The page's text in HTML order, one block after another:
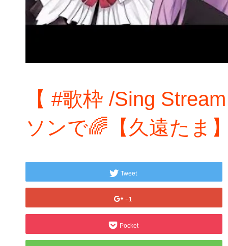
【 #歌枠 /Sing
ソンで🌈【久遠たま
Tweet
+1
Pocket